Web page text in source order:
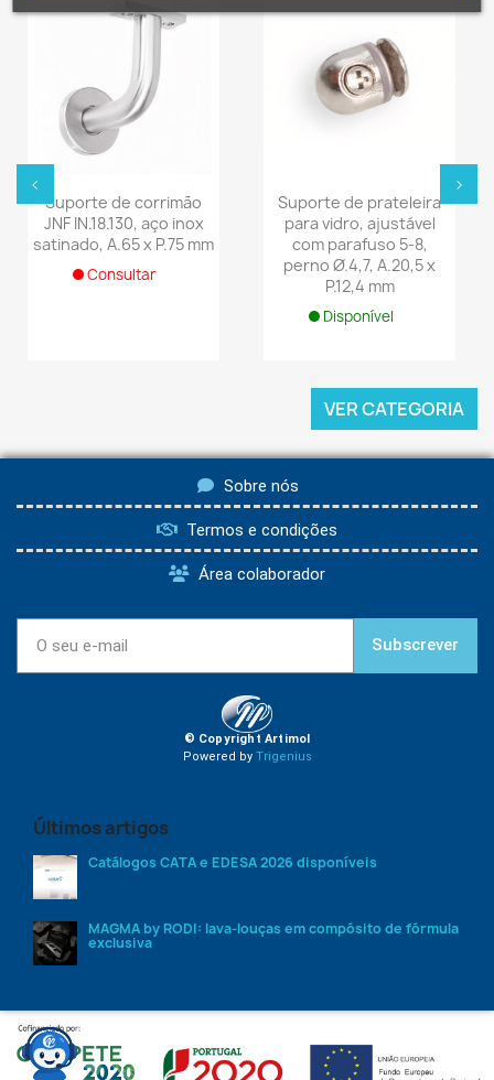
Suporte de corrimão
JNF IN.18.130, aço inox
satinado, A.65 x P.75 mm
Consultar
Suporte de prateleira
para vidro, ajustável
com parafuso 5-8,
perno Ø.4,7, A.20,5 x
P.12,4 mm
Disponível
‹ ›
VER CATEGORIA
Sobre nós
Termos e condições
Área colaborador
Subscrever
© Copyright Artimol
Powered by Trigenius
Últimos artigos
Catálogos CATA e EDESA 2026 disponíveis
MAGMA by RODI: lava-louças em compósito de fórmula
exclusiva